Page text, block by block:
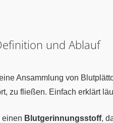
und Ablauf
Ansammlung von
zu fließen. Einfach erklärt
einen Blutgerinnungsstoff,